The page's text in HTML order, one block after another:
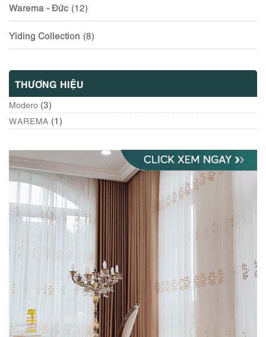
Warema - Đức (12)
Yiding Collection (8)
THƯƠNG HIỆU
Modero (3)
WAREMA (1)